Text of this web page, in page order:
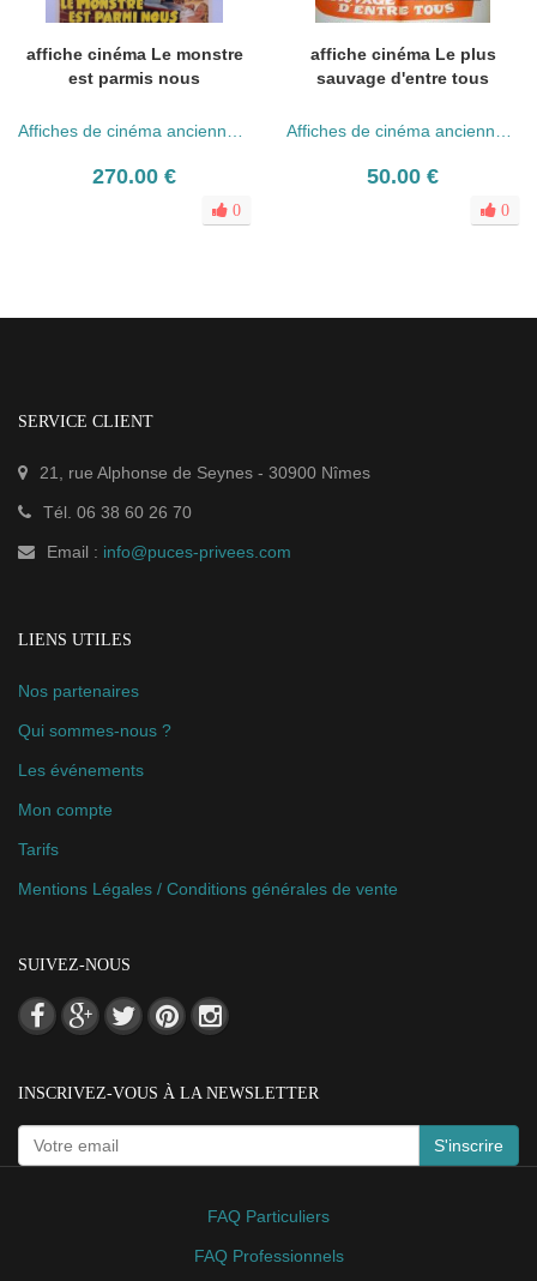
affiche cinéma Le monstre
est parmis nous
Affiches de cinéma anciennes (années 30 - 80)
270.00 €
0
affiche cinéma Le plus
sauvage d'entre tous
Affiches de cinéma anciennes (années 30 - 80)
50.00 €
0
SERVICE CLIENT
21, rue Alphonse de Seynes - 30900 Nîmes
Tél. 06 38 60 26 70
Email : info@puces-privees.com
LIENS UTILES
Nos partenaires
Qui sommes-nous ?
Les événements
Mon compte
Tarifs
Mentions Légales / Conditions générales de vente
SUIVEZ-NOUS
INSCRIVEZ-VOUS À LA NEWSLETTER
S'inscrire
FAQ Particuliers
FAQ Professionnels